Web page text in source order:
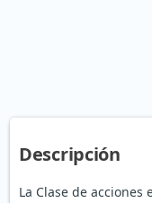
Descripción
La Clase de acciones